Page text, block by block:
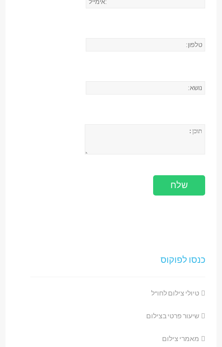
כנסו לפוקוס
טיולי צילום לחו"ל
שיעור פרטי בצילום
מאמרי צילום